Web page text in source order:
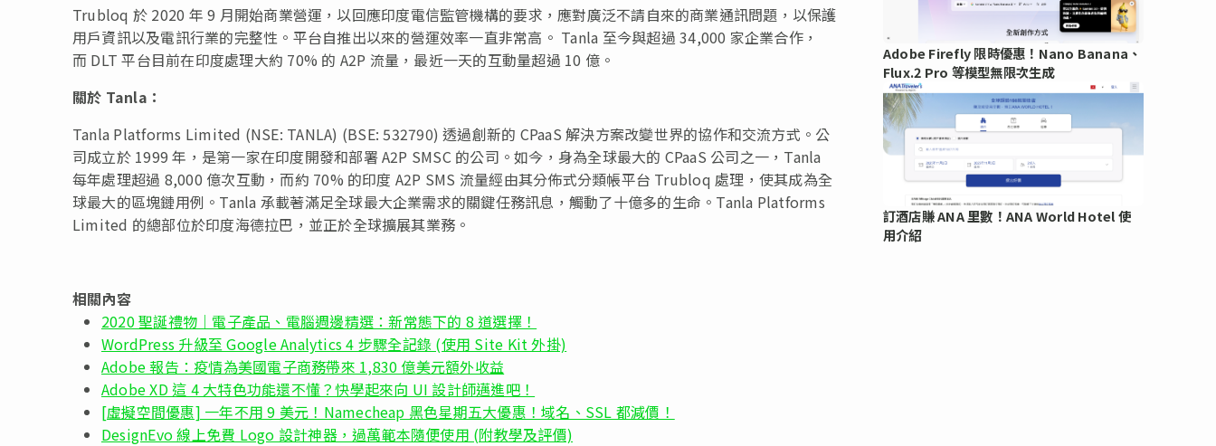
Trubloq 於 2020 年 9 月開始商業營運，以回應印度電信監管機構的要求，應對廣泛不請自來的商業通訊問題，以保護
用戶資訊以及電訊行業的完整性。平台自推出以來的營運效率一直非常高。 Tanla 至今與超過 34,000 家企業合作，
而 DLT 平台目前在印度處理大約 70% 的 A2P 流量，最近一天的互動量超過 10 億。
關於 Tanla ：
Tanla Platforms Limited (NSE: TANLA) (BSE: 532790) 透過創新的 CPaaS 解決方案改變世界的協作和交流方式。公
司成立於 1999 年，是第一家在印度開發和部署 A2P SMSC 的公司。如今，身為全球最大的 CPaaS 公司之一，Tanla
每年處理超過 8,000 億次互動，而約 70% 的印度 A2P SMS 流量經由其分佈式分類帳平台 Trubloq 處理，使其成為全
球最大的區塊鏈用例。Tanla 承載著滿足全球最大企業需求的關鍵任務訊息，觸動了十億多的生命。Tanla Platforms
Limited 的總部位於印度海德拉巴，並正於全球擴展其業務。
相關內容
2020 聖誕禮物｜電子產品、電腦週邊精選：新常態下的 8 道選擇！
WordPress 升級至 Google Analytics 4 步驟全記錄 (使用 Site Kit 外掛)
Adobe 報告：疫情為美國電子商務帶來 1,830 億美元額外收益
Adobe XD 這 4 大特色功能還不懂？快學起來向 UI 設計師邁進吧！
[虛擬空間優惠] 一年不用 9 美元！Namecheap 黑色星期五大優惠！域名、SSL 都減價！
DesignEvo 線上免費 Logo 設計神器，過萬範本隨便使用 (附教學及評價)
Adobe Firefly 限時優惠！Nano Banana、
Flux.2 Pro 等模型無限次生成
訂酒店賺 ANA 里數！ANA World Hotel 使
用介紹